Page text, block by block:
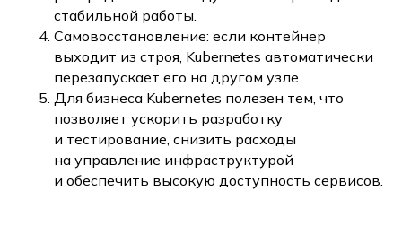
стабильной работы.
Самовосстановление: если контейнер
выходит из строя, Kubernetes автоматически
перезапускает его на другом узле.
Для бизнеса Kubernetes полезен тем, что
позволяет ускорить разработку
и тестирование, снизить расходы
на управление инфраструктурой
и обеспечить высокую доступность сервисов.